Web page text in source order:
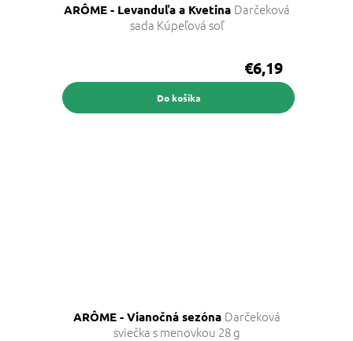
ARÔME - Levanduľa a Kvetina Darčeková
sada Kúpeľová soľ
€6,19
Do košíka
ARÔME - Vianočná sezóna Darčeková
sviečka s menovkou 28 g